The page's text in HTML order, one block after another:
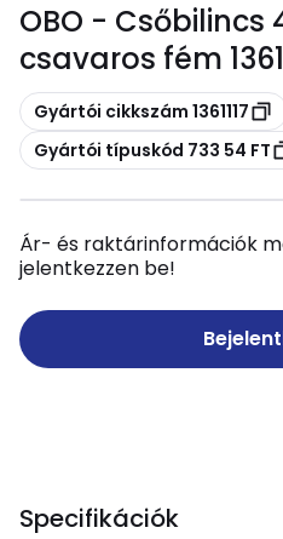
OBO -
csavaros fém
Másolás
Gyártói cikkszám 1361117
Másolás
Gyártói típuskód 733 54 FT
Ár- és raktárinformációk
jelentkezzen be!
Specifikációk